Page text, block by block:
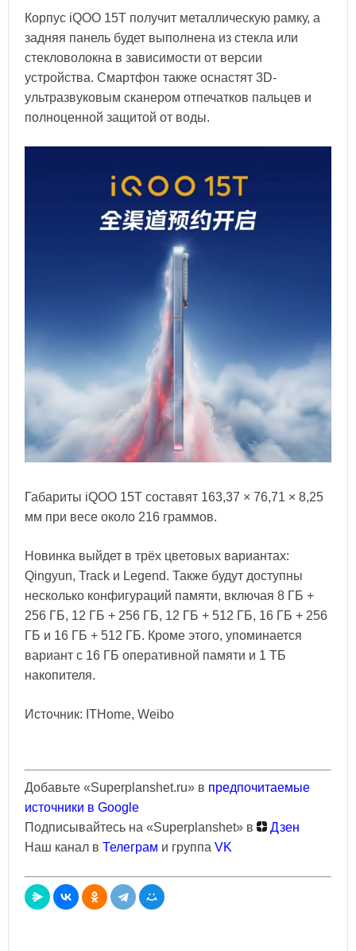
Корпус iQOO 15T получит металлическую рамку, а
задняя панель будет выполнена из стекла или
стекловолокна в зависимости от версии
устройства. Смартфон также оснастят 3D-
ультразвуковым сканером отпечатков пальцев и
полноценной защитой от воды.
Габариты iQOO 15T составят 163,37 × 76,71 × 8,25
мм при весе около 216 граммов.
Новинка выйдет в трёх цветовых вариантах:
Qingyun, Track и Legend. Также будут доступны
несколько конфигураций памяти, включая 8 ГБ +
256 ГБ, 12 ГБ + 256 ГБ, 12 ГБ + 512 ГБ, 16 ГБ + 256
ГБ и 16 ГБ + 512 ГБ. Кроме этого, упоминается
вариант с 16 ГБ оперативной памяти и 1 ТБ
накопителя.
Источник: ITHome, Weibo
Добавьте «Superplanshet.ru» в предпочитаемые
источники в Google
Подписывайтесь на «Superplanshet» в
Дзен
Наш канал в Телеграм и группа VK